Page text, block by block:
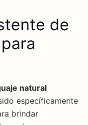
de
natural
específicamente
brindar